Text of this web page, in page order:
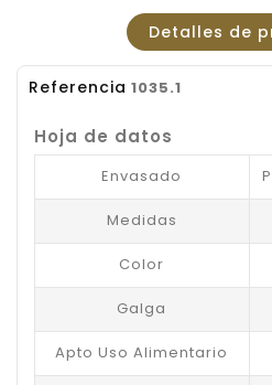
Detalles de
Referencia 1035.1
Hoja de datos
Envasado
Medidas
Color
Galga
Apto Uso Alimentario